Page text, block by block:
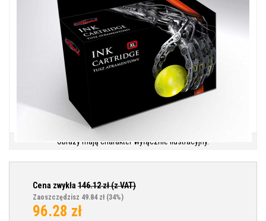
Obrazy mają charakter wyłącznie ilustracyjny.
Cena zwykła 146.12zł (z VAT)
Zaoszczędzisz 49.84 zł (34%)
96.28 zł